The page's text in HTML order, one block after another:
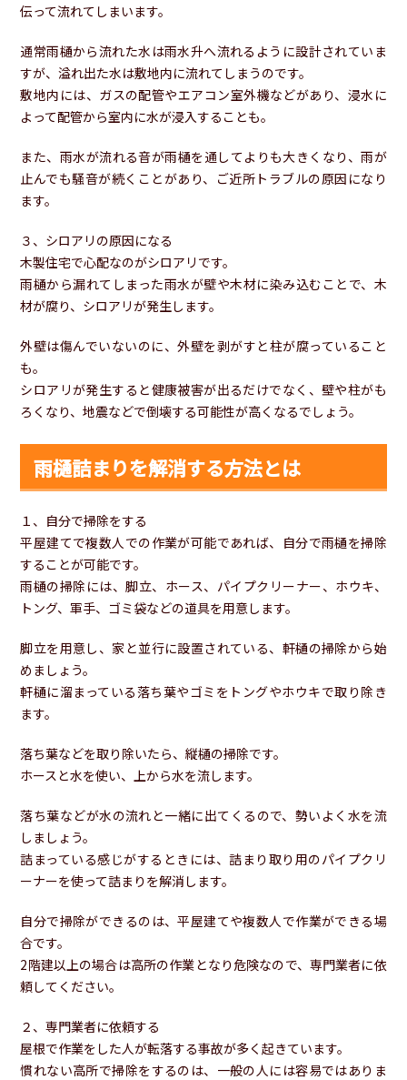
伝って流れてしまいます。
通常雨樋から流れた水は雨水升へ流れるように設計されていま
すが、溢れ出た水は敷地内に流れてしまうのです。
敷地内には、ガスの配管やエアコン室外機などがあり、浸水に
よって配管から室内に水が浸入することも。
また、雨水が流れる音が雨樋を通してよりも大きくなり、雨が
止んでも騒音が続くことがあり、ご近所トラブルの原因になり
ます。
３、シロアリの原因になる
木製住宅で心配なのがシロアリです。
雨樋から漏れてしまった雨水が壁や木材に染み込むことで、木
材が腐り、シロアリが発生します。
外壁は傷んでいないのに、外壁を剥がすと柱が腐っていること
も。
シロアリが発生すると健康被害が出るだけでなく、壁や柱がも
ろくなり、地震などで倒壊する可能性が高くなるでしょう。
雨樋詰まりを解消する方法とは
１、自分で掃除をする
平屋建てで複数人での作業が可能であれば、自分で雨樋を掃除
することが可能です。
雨樋の掃除には、脚立、ホース、パイプクリーナー、ホウキ、
トング、軍手、ゴミ袋などの道具を用意します。
脚立を用意し、家と並行に設置されている、軒樋の掃除から始
めましょう。
軒樋に溜まっている落ち葉やゴミをトングやホウキで取り除き
ます。
落ち葉などを取り除いたら、縦樋の掃除です。
ホースと水を使い、上から水を流します。
落ち葉などが水の流れと一緒に出てくるので、勢いよく水を流
しましょう。
詰まっている感じがするときには、詰まり取り用のパイプクリ
ーナーを使って詰まりを解消します。
自分で掃除ができるのは、平屋建てや複数人で作業ができる場
合です。
2階建以上の場合は高所の作業となり危険なので、専門業者に依
頼してください。
２、専門業者に依頼する
屋根で作業をした人が転落する事故が多く起きています。
慣れない高所で掃除をするのは、一般の人には容易ではありま